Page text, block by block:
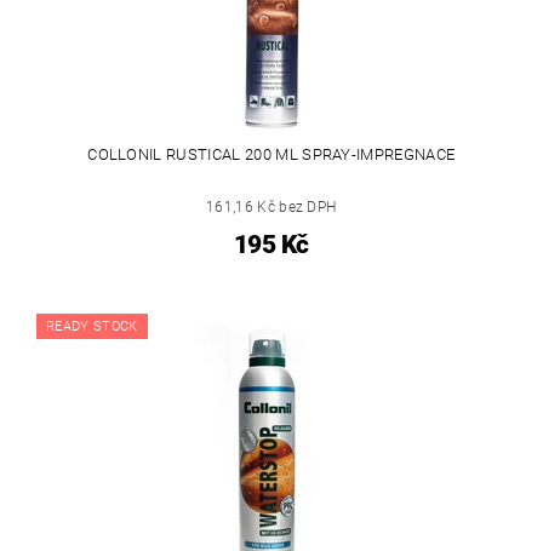
COLLONIL RUSTICAL 200 ML SPRAY-IMPREGNACE
161,16 Kč bez DPH
195 Kč
READY STOCK